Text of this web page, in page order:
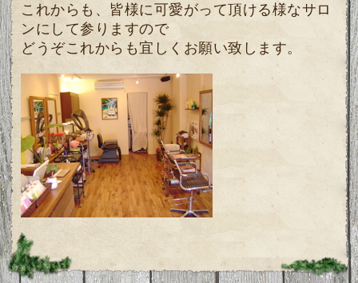
これからも、皆様に可愛がって頂ける様なサロ
ンにして参りますので
どうぞこれからも宜しくお願い致します。